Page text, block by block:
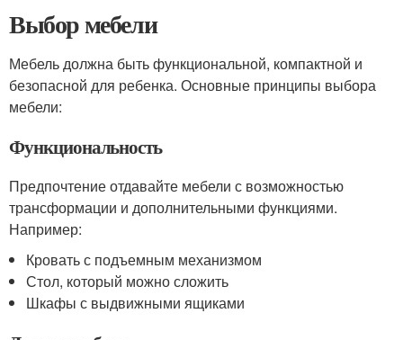
Выбор мебели
Мебель должна быть функциональной, компактной и
безопасной для ребенка. Основные принципы выбора
мебели:
Функциональность
Предпочтение отдавайте мебели с возможностью
трансформации и дополнительными функциями.
Например:
Кровать с подъемным механизмом
Стол, который можно сложить
Шкафы с выдвижными ящиками